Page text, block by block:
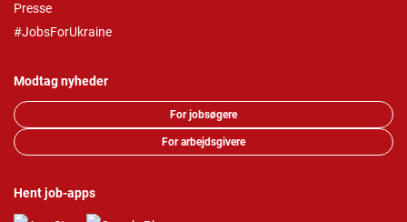
Presse
#JobsForUkraine
Modtag nyheder
For jobsøgere
For arbejdsgivere
Hent job-apps